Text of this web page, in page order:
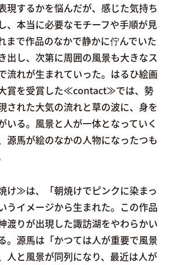
現するかを悩んだが、感じた気持ち
、本当に必要なモチーフや手順が見
まで作品のなかで静かに佇んでいた
出し、次第に周囲の風景も大きなス
流れが生まれていった。はるひ絵画
賞を受賞した≪contact≫では、勢
された大気の流れと草の波に、身を
いる。風景と人が一体となっていく
源馬が絵のなかの人物になったつも
け≫は、「朝焼けでピンクに染まっ
うイメージから生まれた。この作品
渡りが出現した諏訪湖をやわらかい
。源馬は「かつては人が重要で風景
人と風景が同列になり、最近は人が